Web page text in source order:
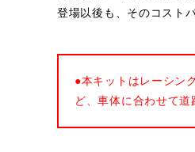
登場以後も、そのコスト
●本キットはレーシン
ど、車体に合わせて道